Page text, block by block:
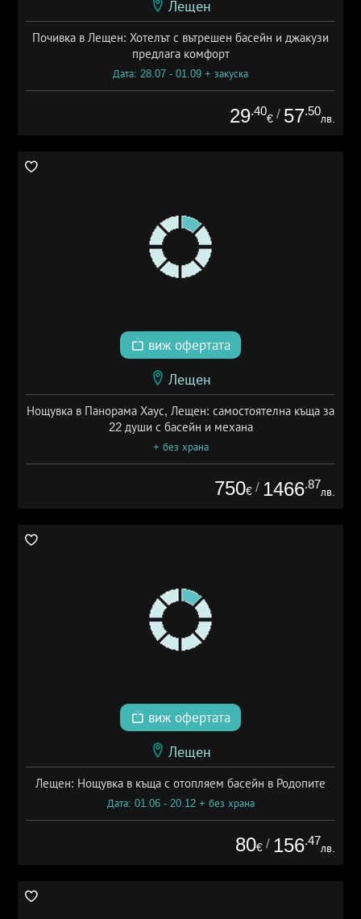
Лещен
Почивка в Лещен: Хотелът с вътрешен басейн и джакузи
предлага комфорт
Дата: 28.07 - 01.09 + закуска
29.40
€ / 57.50
лв.
виж офертата
Лещен
Нощувка в Панорама Хаус, Лещен: самостоятелна къща за
22 души с басейн и механа
+ без храна
750€ / 1466.87
лв.
виж офертата
Лещен
Лещен: Нощувка в къща с отопляем басейн в Родопите
Дата: 01.06 - 20.12 + без храна
80€ / 156.47
лв.